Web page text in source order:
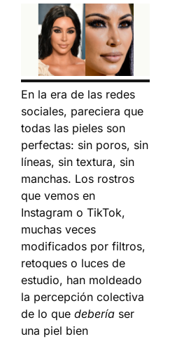
En la era de las redes
sociales, pareciera que
todas las pieles son
perfectas: sin poros, sin
líneas, sin textura, sin
manchas. Los rostros
que vemos en
Instagram o TikTok,
muchas veces
modificados por filtros,
retoques o luces de
estudio, han moldeado
la percepción colectiva
de lo que debería ser
una piel bien